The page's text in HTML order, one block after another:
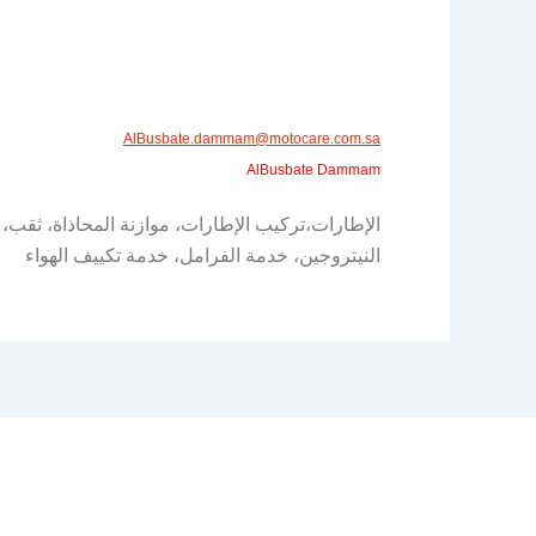
AlBusbate.dammam@motocare.com.sa​​​
AlBusbate Dammam
الإطارات،تركيب الإطارات، موازنة المحاذاة،
النيتروجين، خدمة الفرامل، خدمة تكييف الهواء